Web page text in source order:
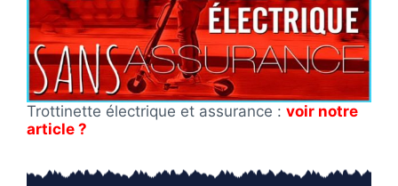
Trottinette électrique et assurance : voir notre
article ?